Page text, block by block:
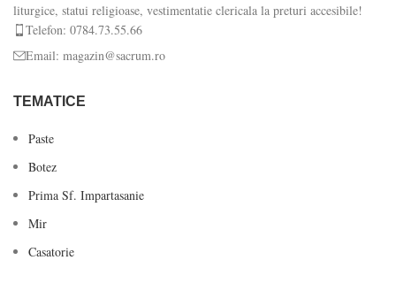
liturgice, statui religioase, vestimentatie clericala la preturi accesibile!
Telefon: 0784.73.55.66
Email: magazin@sacrum.ro
TEMATICE
Paste
Botez
Prima Sf. Impartasanie
Mir
Casatorie